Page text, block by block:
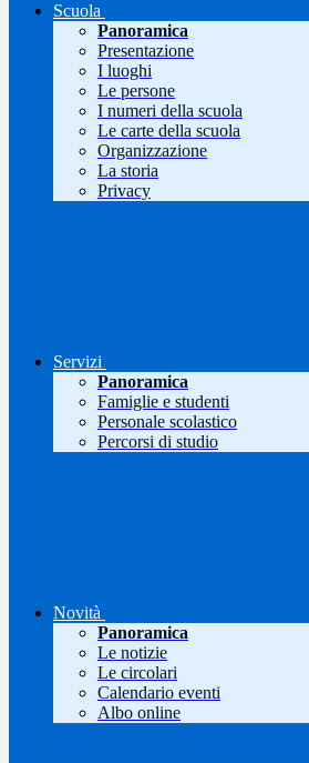
Scuola
Panoramica
Presentazione
I luoghi
Le persone
I numeri della scuola
Le carte della scuola
Organizzazione
La storia
Privacy
Servizi
Panoramica
Famiglie e studenti
Personale scolastico
Percorsi di studio
Novità
Panoramica
Le notizie
Le circolari
Calendario eventi
Albo online